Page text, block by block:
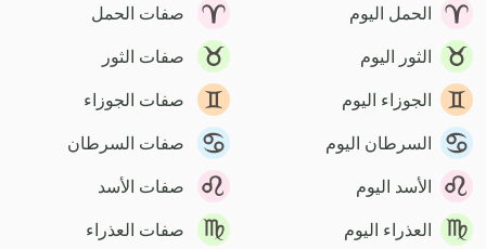
الحمل اليوم
الثور اليوم
الجوزاء اليوم
السرطان اليوم
الأسد اليوم
العذراء اليوم
صفات الحمل
صفات الثور
صفات الجوزاء
صفات السرطان
صفات الأسد
صفات العذراء